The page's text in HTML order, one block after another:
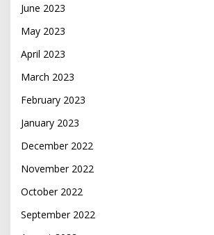
June 2023
May 2023
April 2023
March 2023
February 2023
January 2023
December 2022
November 2022
October 2022
September 2022